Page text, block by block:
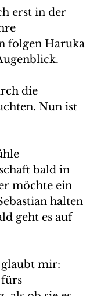
erst in der
folgen Haruka
die
Nun ist
bald in
möchte ein
halten
geht es auf
mir: